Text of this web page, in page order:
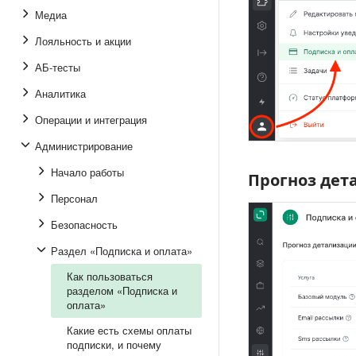
Медиа
Лояльность и акции
АБ-тесты
Аналитика
Операции и интеграция
Администрирование
Начало работы
Персонал
Безопасность
Раздел «Подписка и оплата»
Как пользоваться
разделом «Подписка и
оплата»
Какие есть схемы оплаты
подписки, и почему
Прогноз
Прогноз